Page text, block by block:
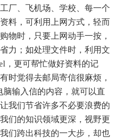
厂、飞机场、学校、每一个
料，可利用上网方式，轻而
物时，只要上网动手一按，
力；如处理文件时，利用文
，更可帮忙做好资料的记
时觉得去邮局寄信很麻烦，
输入信的内容，就可以直
我们节省许多不必要浪费的
们的知识领域更深，视野更
们跨出科技的一大步，却也